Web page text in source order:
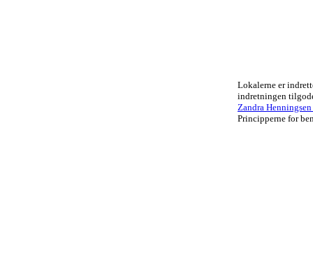
Lokalerne er
indretningen
Zandra Henningsen
Principperne for